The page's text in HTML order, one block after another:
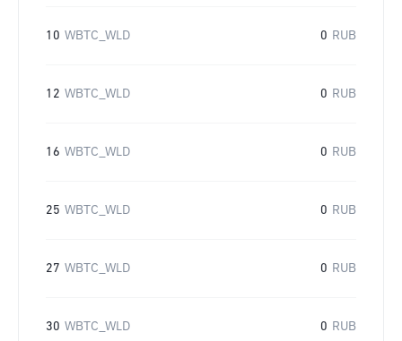
10 WBTC_WLD 0 RUB
12 WBTC_WLD 0 RUB
16 WBTC_WLD 0 RUB
25 WBTC_WLD 0 RUB
27 WBTC_WLD 0 RUB
30 WBTC_WLD 0 RUB